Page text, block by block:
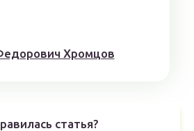
Хромцов
статья?